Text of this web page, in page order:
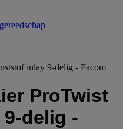
inlay 9-delig - Facom
ProTwist
delig -